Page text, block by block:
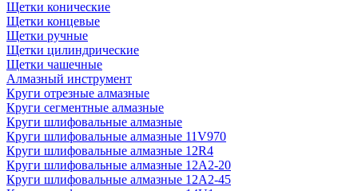
Щетки конические
Щетки концевые
Щетки ручные
Щетки цилиндрические
Щетки чашечные
Алмазный инструмент
Круги отрезные алмазные
Круги сегментные алмазные
Круги шлифовальные алмазные
Круги шлифовальные алмазные 11V970
Круги шлифовальные алмазные 12R4
Круги шлифовальные алмазные 12А2-20
Круги шлифовальные алмазные 12А2-45